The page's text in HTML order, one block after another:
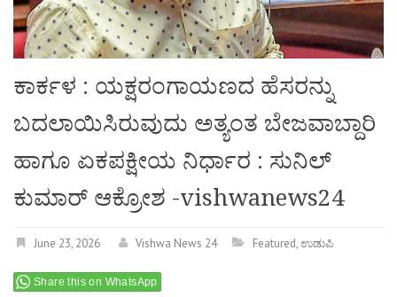
ಕಾರ್ಕಳ : ಯಕ್ಷರಂಗಾಯಣದ ಹೆಸರನ್ನು
ಬದಲಾಯಿಸಿರುವುದು ಅತ್ಯಂತ ಬೇಜವಾಬ್ದಾರಿ
ಹಾಗೂ ಏಕಪಕ್ಷೀಯ ನಿರ್ಧಾರ : ಸುನಿಲ್‌
ಕುಮಾರ್‌ ಆಕ್ರೋಶ -vishwanews24
June 23, 2026 Vishwa News 24 Featured,ಉಡುಪಿ
Share this on WhatsApp